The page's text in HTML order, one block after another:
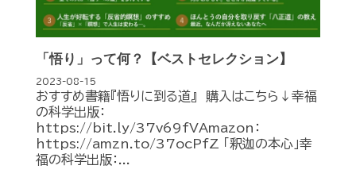
「悟り」って何？【ベストセレクション】
2023-08-15
おすすめ書籍『悟りに到る道』 購入はこちら↓幸福
の科学出版：
https://bit.ly/37v69fVAmazon：
https://amzn.to/37ocPfZ 「釈迦の本心」幸
福の科学出版：...